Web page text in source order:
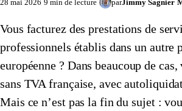
🇳🇴 Norvège
🇱🇺 Luxembourg
Voir tous les pays
🇮🇹 Italie
🇳🇴 Norvège
🇳🇱 Pays-Bas
Calculateur de TVA
Simulateur n° TVA
28 mai 2026 9 min de lecture parJimmy Sagnier
Vous facturez des prestations de
professionnels établis dans un autre
européenne ? Dans beaucoup de
sans TVA française, avec
Mais ce n’est pas la fin du sujet :